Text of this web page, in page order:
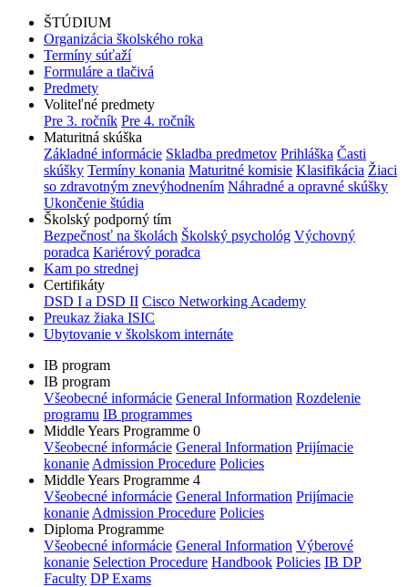
ŠTÚDIUM
Organizácia školského roka
Termíny súťaží
Formuláre a tlačivá
Predmety
Voliteľné predmety
Pre 3. ročník Pre 4. ročník
Maturitná skúška
Základné informácie Skladba predmetov Prihláška Časti
skúšky Termíny konania Maturitné komisie Klasifikácia Žiaci
so zdravotným znevýhodnením Náhradné a opravné skúšky
Ukončenie štúdia
Školský podporný tím
Bezpečnosť na školách Školský psychológ Výchovný
poradca Kariérový poradca
Kam po strednej
Certifikáty
DSD I a DSD II Cisco Networking Academy
Preukaz žiaka ISIC
Ubytovanie v školskom internáte
IB program
IB program
Všeobecné informácie General Information Rozdelenie
programu IB programmes
Middle Years Programme 0
Všeobecné informácie General Information Prijímacie
konanie Admission Procedure Policies
Middle Years Programme 4
Všeobecné informácie General Information Prijímacie
konanie Admission Procedure Policies
Diploma Programme
Všeobecné informácie General Information Výberové
konanie Selection Procedure Handbook Policies IB DP
Faculty DP Exams